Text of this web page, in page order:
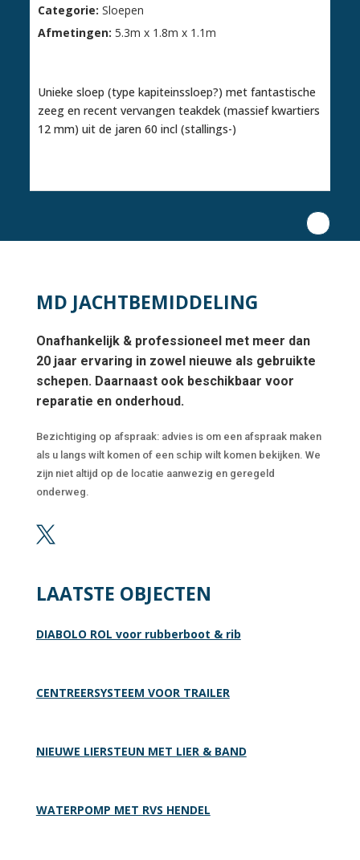
Categorie:Sloepen
Afmetingen:5.3m x 1.8m x 1.1m
Unieke sloep (type kapiteinssloep?) met fantastische
zeeg en recent vervangen teakdek (massief kwartiers
12 mm) uit de jaren 60 incl (stallings-)
MD JACHTBEMIDDELING
Onafhankelijk & professioneel met meer dan
20 jaar ervaring in zowel nieuwe als gebruikte
schepen. Daarnaast ook beschikbaar voor
reparatie en onderhoud.
Bezichtiging op afspraak: advies is om een afspraak maken
als u langs wilt komen of een schip wilt komen bekijken. We
zijn niet altijd op de locatie aanwezig en geregeld
onderweg.

LAATSTE OBJECTEN
DIABOLO ROL voor rubberboot & rib
CENTREERSYSTEEM VOOR TRAILER
NIEUWE LIERSTEUN MET LIER & BAND
WATERPOMP MET RVS HENDEL